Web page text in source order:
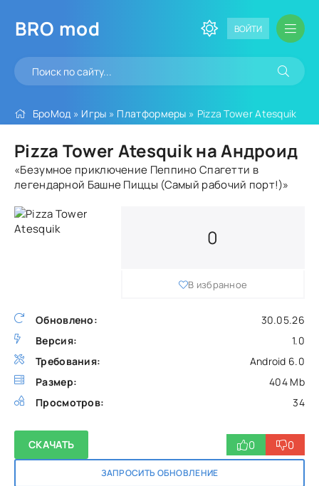
BRO mod ВОЙТИ
БроМод » Игры » Платформеры » Pizza Tower Atesquik
Pizza Tower Atesquik на Андроид
«Безумное приключение Пеппино Спагетти в
легендарной Башне Пиццы (Самый рабочий порт!)»
Обновлено:
30.05.26
Версия:
1.0
Требования:
Android 6.0
Размер:
404 Mb
Просмотров:
34
0
В избранное
СКАЧАТЬ
ЗАПРОСИТЬ ОБНОВЛЕНИЕ
0 0